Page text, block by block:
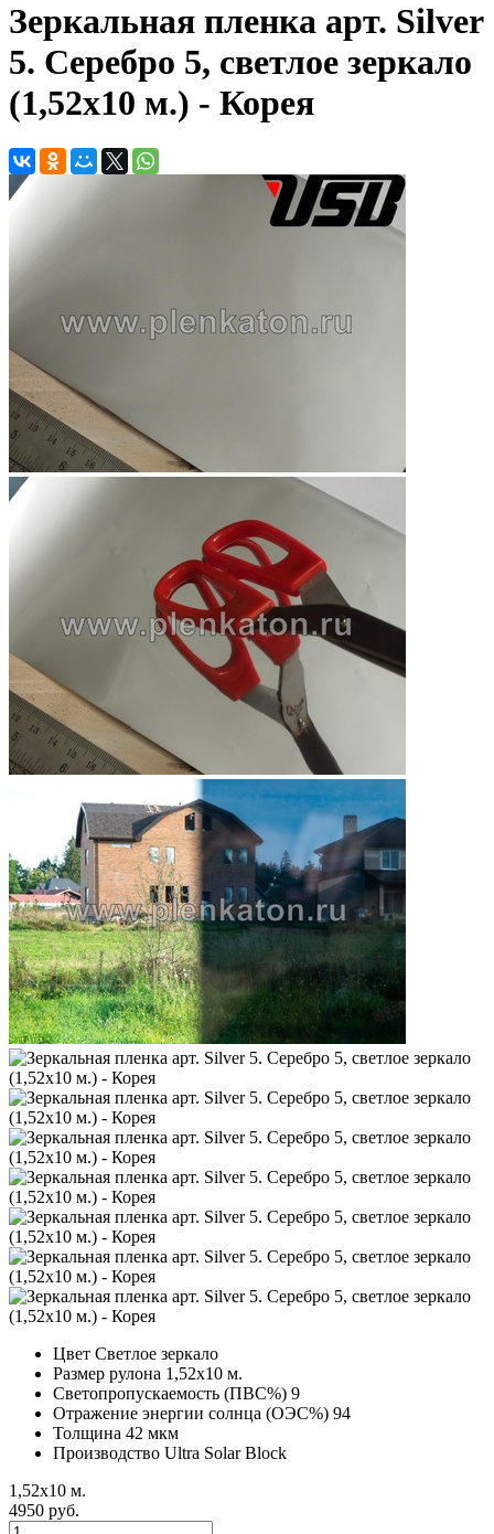
Зеркальная пленка арт. Silver
5. Серебро 5, светлое зеркало
(1,52х10 м.) - Корея
Цвет Светлое зеркало
Размер рулона 1,52х10 м.
Светопропускаемость (ПВС%) 9
Отражение энергии солнца (ОЭС%) 94
Толщина 42 мкм
Производство Ultra Solar Block
1,52х10 м.
4950 руб.